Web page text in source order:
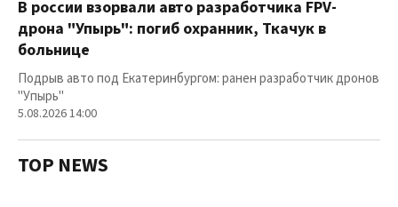
В россии взорвали авто разработчика FPV-
дрона "Упырь": погиб охранник, Ткачук в
больнице
Подрыв авто под Екатеринбургом: ранен разработчик дронов
"Упырь"
5.08.2026 14:00
TOP NEWS